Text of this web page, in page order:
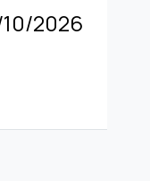
2026